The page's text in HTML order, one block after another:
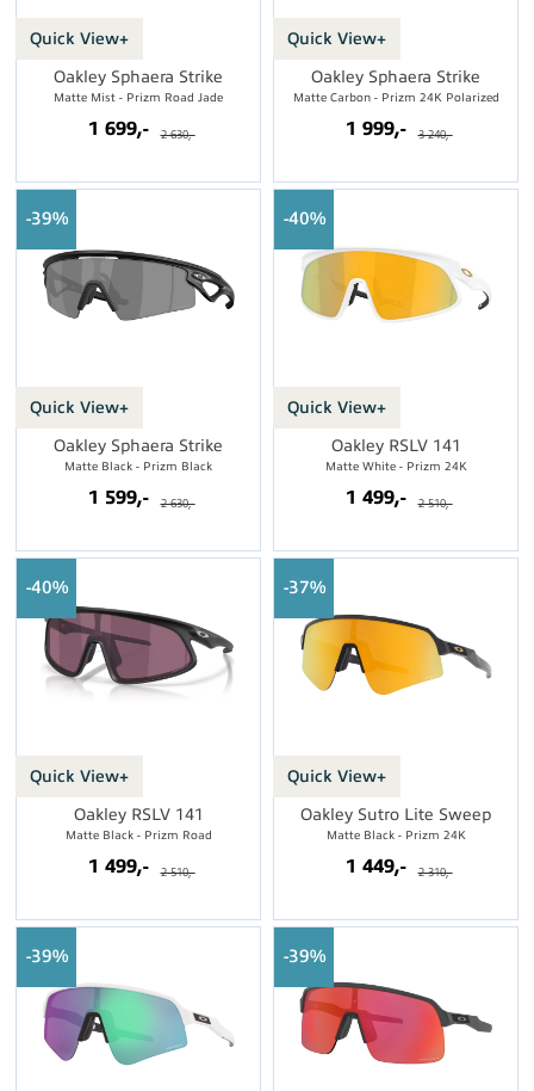
Quick View+
Oakley Sphaera Strike
Matte Mist - Prizm Road Jade
1 699,- 2 630,-
Quick View+
Oakley Sphaera Strike
Matte Carbon - Prizm 24K Polarized
1 999,- 3 240,-
Quick View+
39%
Oakley Sphaera Strike
Matte Black - Prizm Black
1 599,- 2 630,-
Quick View+
40%
Oakley RSLV 141
Matte White - Prizm 24K
1 499,- 2 510,-
Quick View+
40%
Oakley RSLV 141
Matte Black - Prizm Road
1 499,- 2 510,-
Quick View+
37%
Oakley Sutro Lite Sweep
Matte Black - Prizm 24K
1 449,- 2 310,-
39% 39%